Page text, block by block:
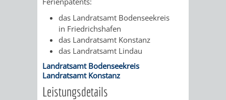
GENEHMIGUNGSVERFAHREN
TAG
DES
OFFENEN
DENKMALS
/
LIEGENSCHAFTEN
ABWASSERBESEITIGUNG
ERSCHLIESSUNGSBEITRAG
das Landratsamt Bodenseekreis
in Friedrichshafen
das Landratsamt Konstanz
das Landratsamt Lindau
Landratsamt Bodenseekreis
Landratsamt Konstanz
Leistungsdetails